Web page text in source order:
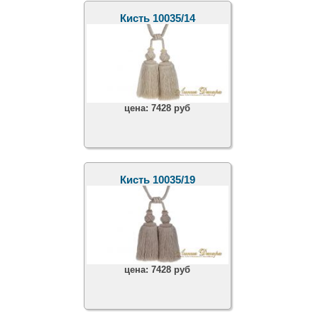
Кисть 10035/14
цена:7428 руб
Кисть 10035/19
цена:7428 руб